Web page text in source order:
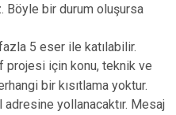
Böyle bir durum oluşursa
fazla 5 eser ile katılabilir.
projesi için konu, teknik ve
bir kısıtlama yoktur.
yollanacaktır. Mesaj